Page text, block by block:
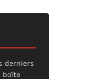
derniers
boîte